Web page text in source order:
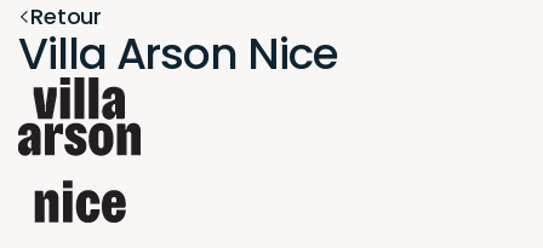
Retour
Villa Arson Nice